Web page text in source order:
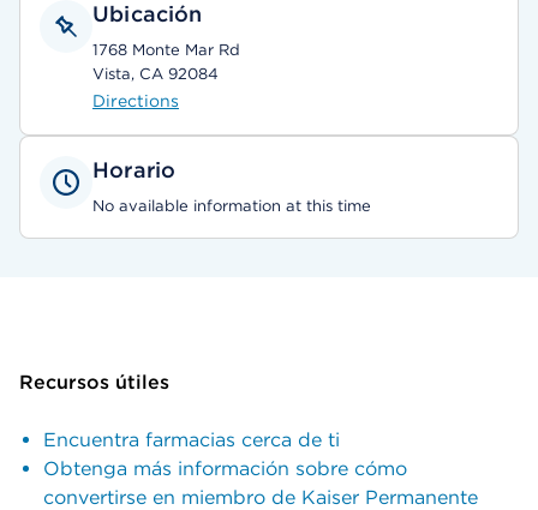
Ubicación
1768 Monte Mar Rd
Vista, CA 92084
Directions
Horario
No available information at this time
Recursos útiles
Encuentra farmacias cerca de ti
Obtenga más información sobre cómo
convertirse en miembro de Kaiser Permanente